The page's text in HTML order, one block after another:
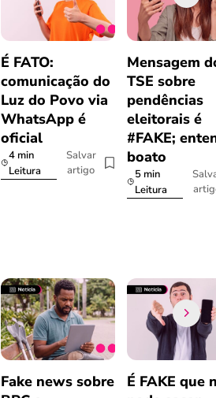
É FATO:
comunicação do
Luz do Povo via
WhatsApp é
oficial
4 min
Leitura
Salvar
artigo
Mensagem
TSE sobre
pendências
eleitorais é
#FAKE;
boato
5 min
Leitura
Fake news sobre
É FAKE que